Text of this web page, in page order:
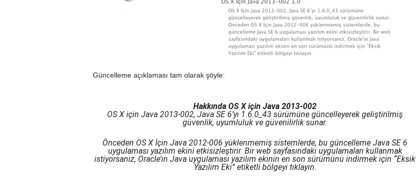
Güncelleme açıklaması tam olarak şöyle:
Hakkında OS X için Java 2013-002
OS X için Java 2013-002, Java SE 6’yı 1.6.0_43 sürümüne güncelleyerek geliştirilmiş
güvenlik, uyumluluk ve güvenilirlik sunar.
Önceden OS X İçin Java 2012-006 yüklenmemiş sistemlerde, bu güncelleme Java SE 6
uygulaması yazılım ekini etkisizleştirir. Bir web sayfasındaki uygulamaları kullanmak
istiyorsanız, Oracle’ın Java uygulaması yazılım ekinin en son sürümünü indirmek için “Eksik
Yazılım Eki” etiketli bölgeyi tıklayın.